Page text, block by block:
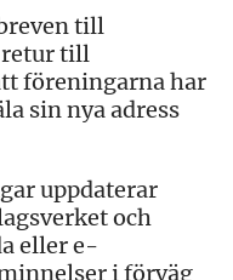
till
till
föreningarna har
sin nya adress
uppdaterar
och
eller e-
i förväg